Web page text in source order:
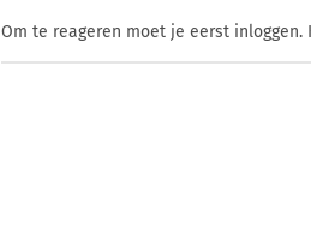
Om te reageren moet je eerst